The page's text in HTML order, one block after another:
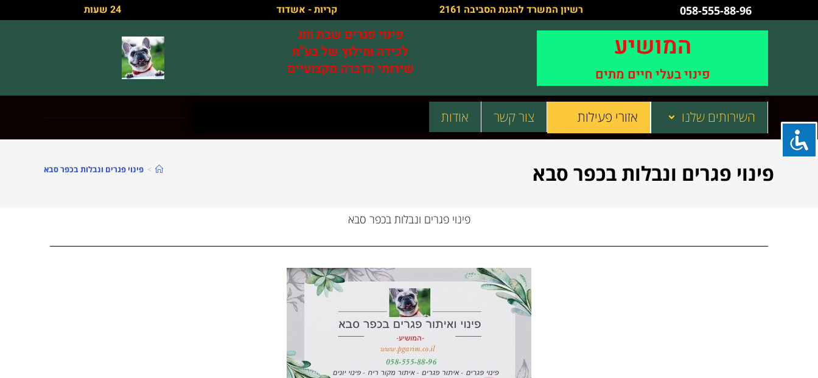
058-555-88-96 רשיון המשרד להגנת הסביבה 2161 קריות - אשדוד 24 שעות
המושיע
פינוי בעלי חיים מתים
פינוי פגרים שבת וחג
לכידה וחילוץ של בע”ח
שירותי הדברה מקצועיים
השירותים שלנו אזורי פעילות צור קשר אודות
פינוי פגרים ונבלות בכפר סבא > פינוי פגרים ונבלות בכפר סבא
פינוי פגרים ונבלות בכפר סבא